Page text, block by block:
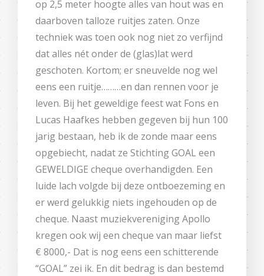
op 2,5 meter hoogte alles van hout was en
daarboven talloze ruitjes zaten. Onze
techniek was toen ook nog niet zo verfijnd
dat alles nét onder de (glas)lat werd
geschoten. Kortom; er sneuvelde nog wel
eens een ruitje………en dan rennen voor je
leven. Bij het geweldige feest wat Fons en
Lucas Haafkes hebben gegeven bij hun 100
jarig bestaan, heb ik de zonde maar eens
opgebiecht, nadat ze Stichting GOAL een
GEWELDIGE cheque overhandigden. Een
luide lach volgde bij deze ontboezeming en
er werd gelukkig niets ingehouden op de
cheque. Naast muziekvereniging Apollo
kregen ook wij een cheque van maar liefst
€ 8000,- Dat is nog eens een schitterende
“GOAL” zei ik. En dit bedrag is dan bestemd